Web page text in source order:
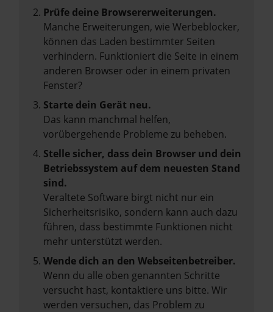
Prüfe deine Browsererweiterungen.
Manche Erweiterungen, wie Werbeblocker,
können das Laden bestimmter Seiten
verhindern. Funktioniert die Seite in einem
anderen Browser oder in einem privaten
Fenster?
Starte dein Gerät neu.
Das kann manchmal helfen,
vorübergehende Probleme zu beheben.
Stelle sicher, dass dein Browser und dein
Betriebssystem auf dem neuesten Stand
sind.
Veraltete Software birgt nicht nur ein
Sicherheitsrisiko, sondern kann auch dazu
führen, dass bestimmte Funktionen nicht
mehr unterstützt werden.
Wende dich an den Webseitenbetreiber.
Wenn du alle oben genannten Schritte
versucht hast, kontaktiere uns bitte. Wir
werden versuchen, das Problem zu